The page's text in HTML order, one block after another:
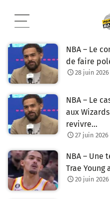
contenu
NBA – Le
de faire
28 juin
NBA – Le
aux
revivre…
27 juin 2026
NBA – Une
Trae Young
20 juin